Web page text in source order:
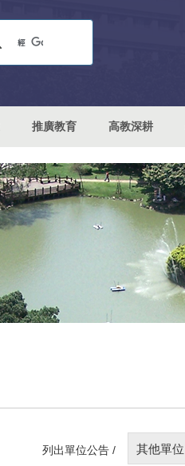
推廣教育 高教深耕
列出單位公告 / 其他單位